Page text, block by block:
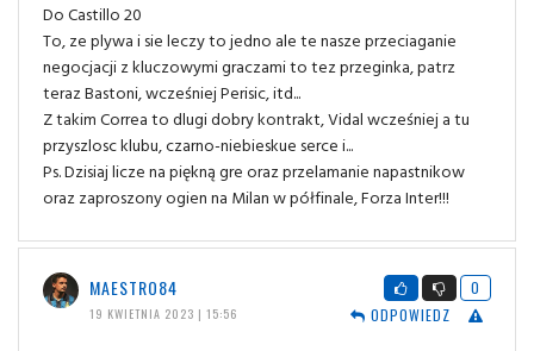
Do Castillo 20
To, ze plywa i sie leczy to jedno ale te nasze przeciaganie
negocjacji z kluczowymi graczami to tez przeginka, patrz
teraz Bastoni, wcześniej Perisic, itd...
Z takim Correa to dlugi dobry kontrakt, Vidal wcześniej a tu
przyszlosc klubu, czarno-niebieskue serce i...
Ps. Dzisiaj licze na piękną gre oraz przelamanie napastnikow
oraz zaproszony ogien na Milan w półfinale, Forza Inter!!!
MAESTRO84
19 KWIETNIA 2023 | 15:56
0
ODPOWIEDZ